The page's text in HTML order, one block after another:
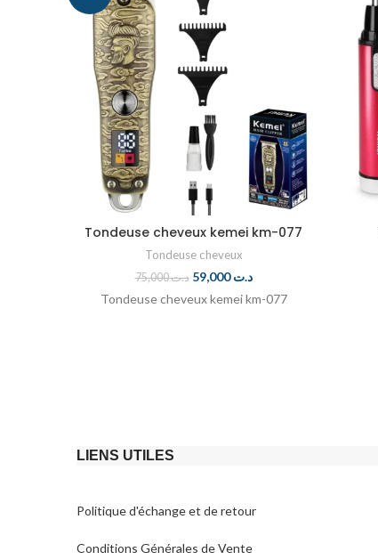
Tondeuse cheveux kemei km-077
Tondeuse cheveux
د.ت75,000 د.ت59,000
Tondeuse cheveux kemei km-077
LIENS UTILES
Politique d'échange et de retour​
Conditions Générales de Vente